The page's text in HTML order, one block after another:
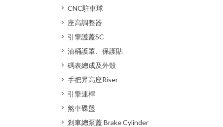
CNC駐車球
座高調整器
引擎護蓋SC
油桶護罩、保護貼
碼表總成及外殼
手把昇高座Riser
引擎連桿
煞車碟盤
剎車總泵蓋 Brake Cylinder